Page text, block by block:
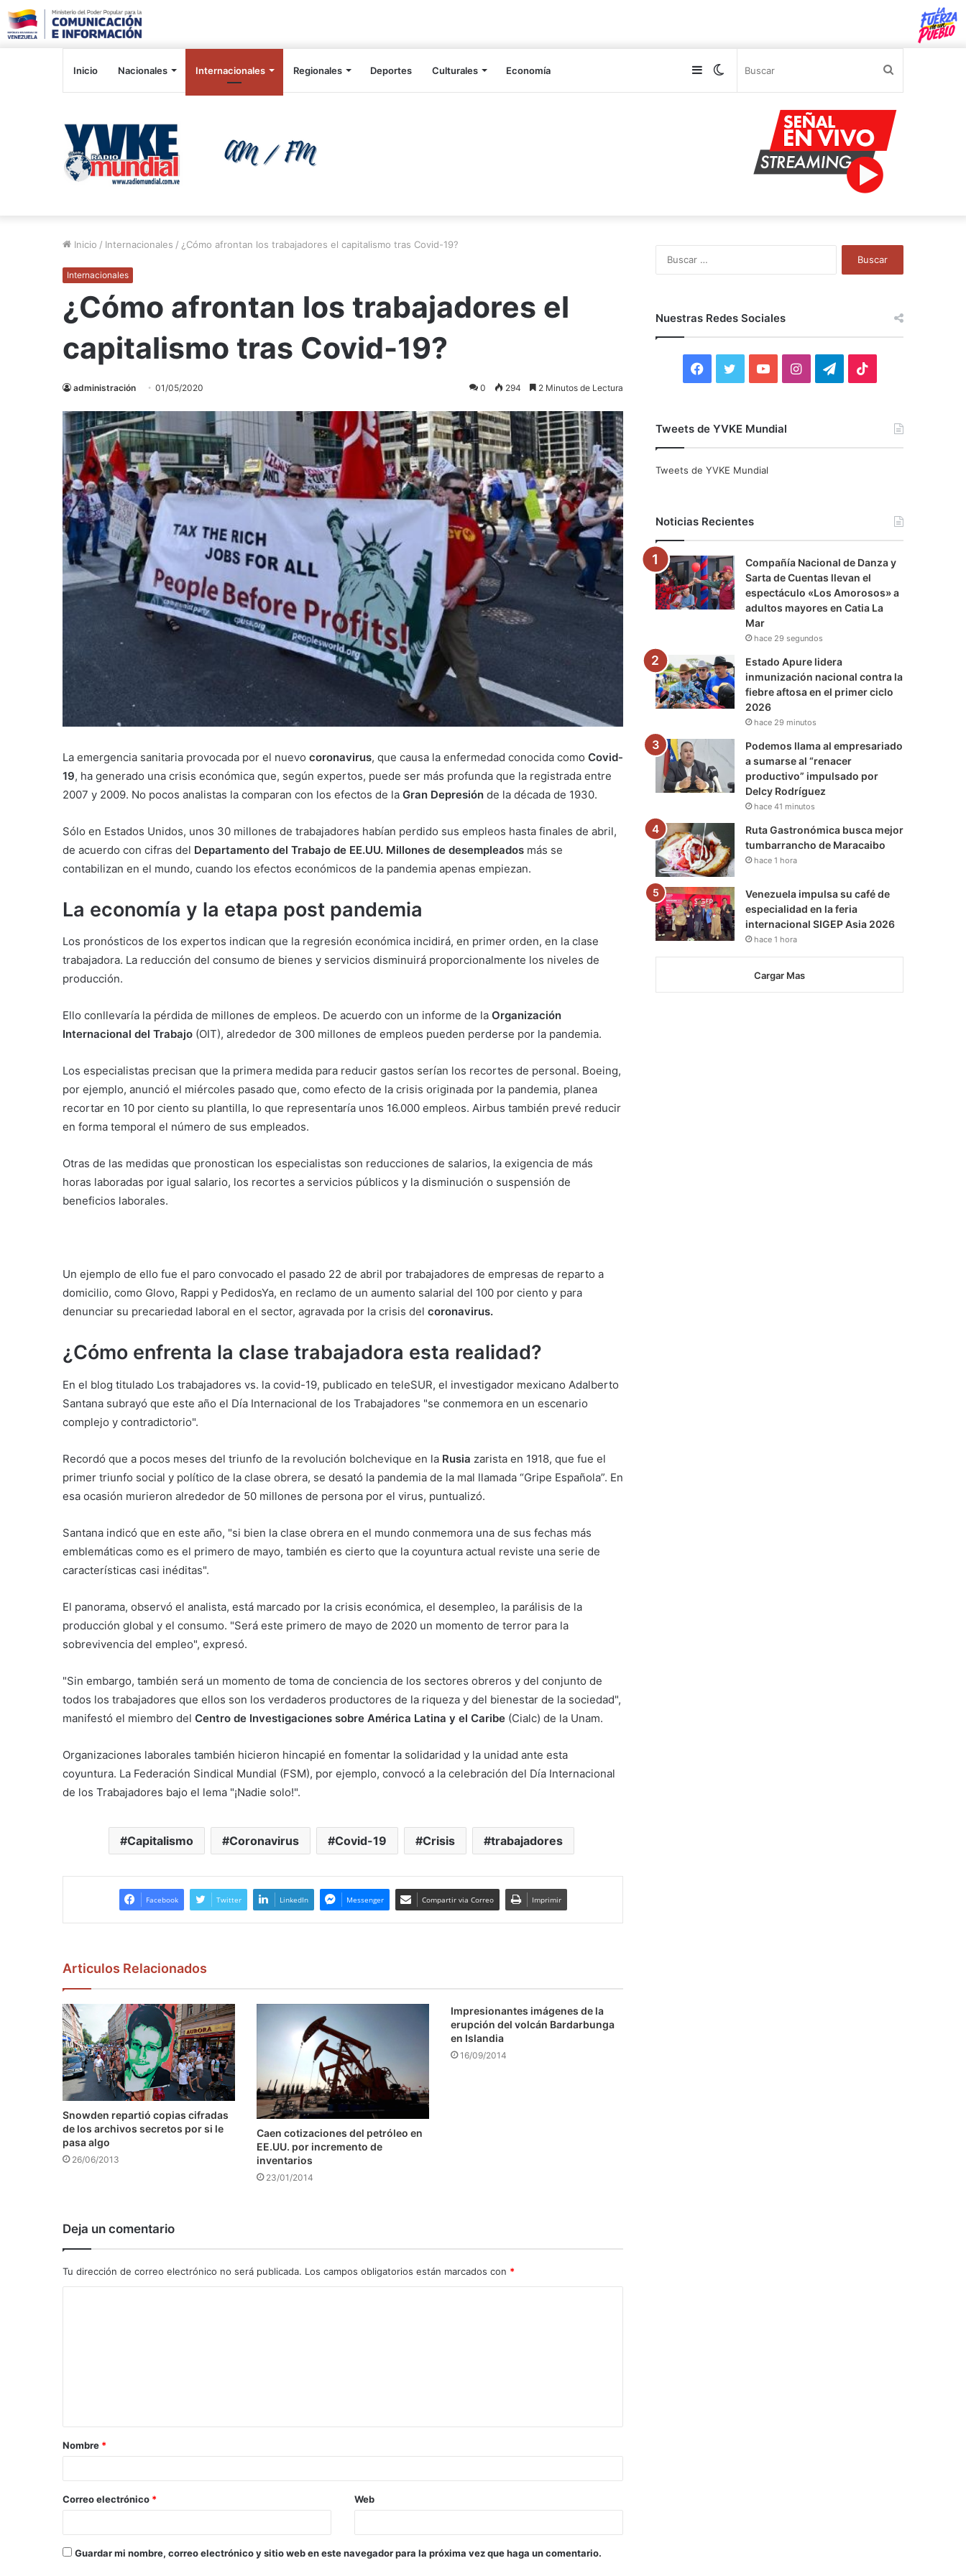
Inicio Nacionales Internacionales Regionales Deportes Culturales Economía Switch
Sidebar
Inicio / Internacionales / ¿Cómo afrontan los trabajadores el capitalismo tras Covid-19?
Internacionales
¿Cómo afrontan los trabajadores el
capitalismo tras Covid-19?
administración 01/05/2020 0 294 2 Minutos de Lectura
La emergencia sanitaria provocada por el nuevo coronavirus, que causa la enfermedad conocida como Covid-
19, ha generado una crisis económica que, según expertos, puede ser más profunda que la registrada entre
2007 y 2009. No pocos analistas la comparan con los efectos de la Gran Depresión de la década de 1930.
Sólo en Estados Unidos, unos 30 millones de trabajadores habían perdido sus empleos hasta finales de abril,
de acuerdo con cifras del Departamento del Trabajo de EE.UU. Millones de desempleados más se
contabilizan en el mundo, cuando los efectos económicos de la pandemia apenas empiezan.
La economía y la etapa post pandemia
Los pronósticos de los expertos indican que la regresión económica incidirá, en primer orden, en la clase
trabajadora. La reducción del consumo de bienes y servicios disminuirá proporcionalmente los niveles de
producción.
Ello conllevaría la pérdida de millones de empleos. De acuerdo con un informe de la Organización
Internacional del Trabajo (OIT), alrededor de 300 millones de empleos pueden perderse por la pandemia.
Los especialistas precisan que la primera medida para reducir gastos serían los recortes de personal. Boeing,
por ejemplo, anunció el miércoles pasado que, como efecto de la crisis originada por la pandemia, planea
recortar en 10 por ciento su plantilla, lo que representaría unos 16.000 empleos. Airbus también prevé reducir
en forma temporal el número de sus empleados.
Otras de las medidas que pronostican los especialistas son reducciones de salarios, la exigencia de más
horas laboradas por igual salario, los recortes a servicios públicos y la disminución o suspensión de
beneficios laborales.
Un ejemplo de ello fue el paro convocado el pasado 22 de abril por trabajadores de empresas de reparto a
domicilio, como Glovo, Rappi y PedidosYa, en reclamo de un aumento salarial del 100 por ciento y para
denunciar su precariedad laboral en el sector, agravada por la crisis del coronavirus.
¿Cómo enfrenta la clase trabajadora esta realidad?
En el blog titulado Los trabajadores vs. la covid-19, publicado en teleSUR, el investigador mexicano Adalberto
Santana subrayó que este año el Día Internacional de los Trabajadores "se conmemora en un escenario
complejo y contradictorio".
Recordó que a pocos meses del triunfo de la revolución bolchevique en la Rusia zarista en 1918, que fue el
primer triunfo social y político de la clase obrera, se desató la pandemia de la mal llamada “Gripe Española”. En
esa ocasión murieron alrededor de 50 millones de persona por el virus, puntualizó.
Santana indicó que en este año, "si bien la clase obrera en el mundo conmemora una de sus fechas más
emblemáticas como es el primero de mayo, también es cierto que la coyuntura actual reviste una serie de
características casi inéditas".
El panorama, observó el analista, está marcado por la crisis económica, el desempleo, la parálisis de la
producción global y el consumo. "Será este primero de mayo de 2020 un momento de terror para la
sobrevivencia del empleo", expresó.
"Sin embargo, también será un momento de toma de conciencia de los sectores obreros y del conjunto de
todos los trabajadores que ellos son los verdaderos productores de la riqueza y del bienestar de la sociedad",
manifestó el miembro del Centro de Investigaciones sobre América Latina y el Caribe (Cialc) de la Unam.
Organizaciones laborales también hicieron hincapié en fomentar la solidaridad y la unidad ante esta
coyuntura. La Federación Sindical Mundial (FSM), por ejemplo, convocó a la celebración del Día Internacional
de los Trabajadores bajo el lema "¡Nadie solo!".
Capitalismo Coronavirus Covid-19 Crisis trabajadores
Facebook Twitter LinkedIn Messenger Compartir via Correo Imprimir
Articulos Relacionados
Snowden repartió copias cifradas
de los archivos secretos por si le
pasa algo
26/06/2013
Caen cotizaciones del petróleo en
EE.UU. por incremento de
inventarios
23/01/2014
Impresionantes imágenes de la
erupción del volcán Bardarbunga
en Islandia
16/09/2014
Deja un comentario
Tu dirección de correo electrónico no será publicada. Los campos obligatorios están marcados con *
a
r
*
Nombre *
Correo electrónico * Web
Guardar mi nombre, correo electrónico y sitio web en este navegador para la próxima vez que haga un comentario.
Nuestras Redes Sociales
F
c
o
k
i
r
Y
u
e
I
r
a
m
T
a
m
Tweets de YVKE Mundial
Tweets de YVKE Mundial
Noticias Recientes
Compañía Nacional de Danza y
Sarta de Cuentas llevan el
espectáculo «Los Amorosos» a
adultos mayores en Catia La
Mar
hace 29 segundos
Estado Apure lidera
inmunización nacional contra la
fiebre aftosa en el primer ciclo
2026
hace 29 minutos
Podemos llama al empresariado
a sumarse al “renacer
productivo” impulsado por
Delcy Rodríguez
hace 41 minutos
Ruta Gastronómica busca mejor
tumbarrancho de Maracaibo
hace 1 hora
Venezuela impulsa su café de
especialidad en la feria
internacional SIGEP Asia 2026
hace 1 hora
Cargar Mas